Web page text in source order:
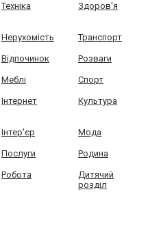
Техніка Здоров'я
Нерухомість Транспорт
Відпочинок Розваги
Меблі Спорт
Інтернет Культура
Інтер'єр Мода
Послуги Родина
Робота
Дитячий
розділ